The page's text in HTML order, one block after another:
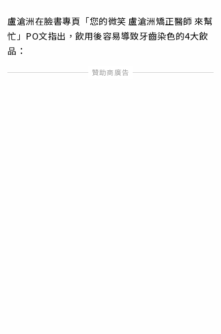
盧滄洲在臉書專頁「您的微笑 盧滄洲矯正醫師 來幫
忙」PO文指出，飲用後容易導致牙齒染色的4大飲
品：